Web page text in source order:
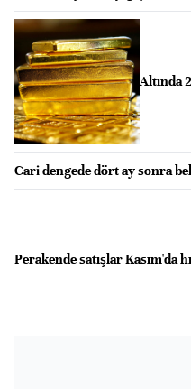
Altında
Cari dengede dört ay sonra
Perakende satışlar Kasım'da